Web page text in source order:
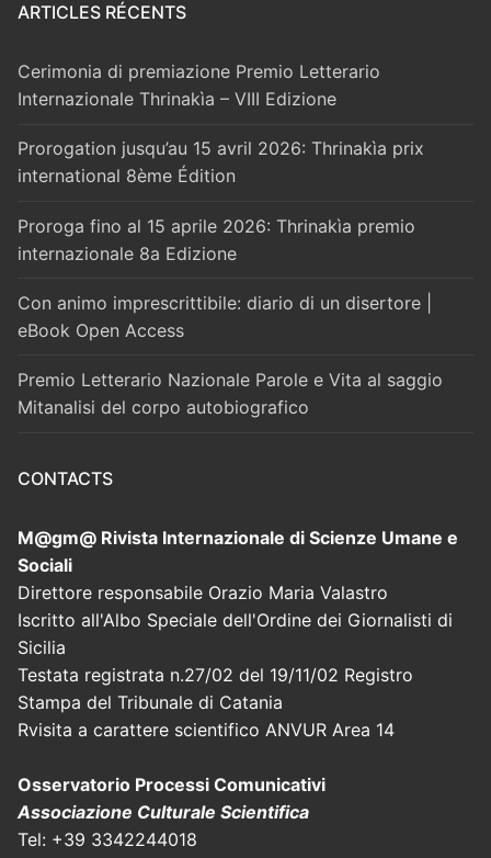
ARTICLES RÉCENTS
Cerimonia di premiazione Premio Letterario
Internazionale Thrinakìa – VIII Edizione
Prorogation jusqu’au 15 avril 2026: Thrinakìa prix
international 8ème Édition
Proroga fino al 15 aprile 2026: Thrinakìa premio
internazionale 8a Edizione
Con animo imprescrittibile: diario di un disertore |
eBook Open Access
Premio Letterario Nazionale Parole e Vita al saggio
Mitanalisi del corpo autobiografico
CONTACTS
M@gm@ Rivista Internazionale di Scienze Umane e
Sociali
Direttore responsabile Orazio Maria Valastro
Iscritto all'Albo Speciale dell'Ordine dei Giornalisti di
Sicilia
Testata registrata n.27/02 del 19/11/02 Registro
Stampa del Tribunale di Catania
Rvisita a carattere scientifico ANVUR Area 14
Osservatorio Processi Comunicativi
Associazione Culturale Scientifica
Tel: +39 3342244018